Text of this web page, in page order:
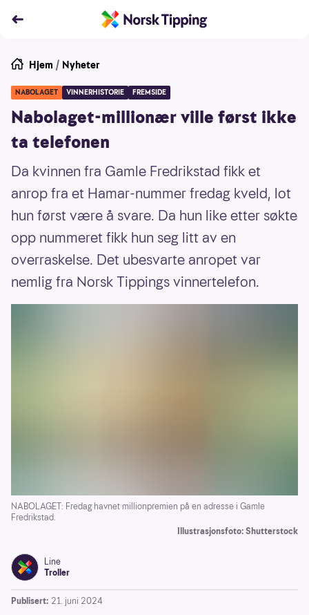
Hjem / Nyheter
NABOLAGET VINNERHISTORIE FREMSIDE
Nabolaget-millionær ville først ikke
ta telefonen
Da kvinnen fra Gamle Fredrikstad fikk et
anrop fra et Hamar-nummer fredag kveld, lot
hun først være å svare. Da hun like etter søkte
opp nummeret fikk hun seg litt av en
overraskelse. Det ubesvarte anropet var
nemlig fra Norsk Tippings vinnertelefon.
NABOLAGET: Fredag havnet millionpremien på en adresse i Gamle
Fredrikstad.
Illustrasjonsfoto: Shutterstock
Line
Troller
Publisert: 21. juni 2024